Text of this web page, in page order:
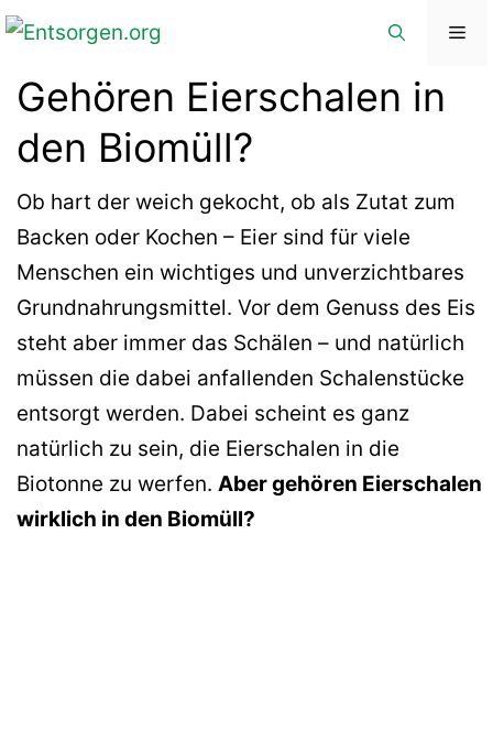
Zum
springen
Gehören Eierschalen in
den Biomüll?
Ob hart der weich gekocht, ob als Zutat zum
Backen oder Kochen – Eier sind für viele
Menschen ein wichtiges und unverzichtbares
Grundnahrungsmittel. Vor dem Genuss des Eis
steht aber immer das Schälen – und natürlich
müssen die dabei anfallenden Schalenstücke
entsorgt werden. Dabei scheint es ganz
natürlich zu sein, die Eierschalen in die
Biotonne zu werfen. Aber gehören Eierschalen
wirklich in den Biomüll?